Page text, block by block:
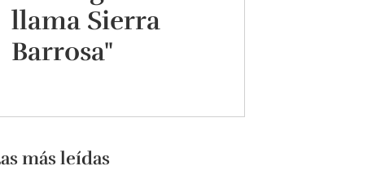
llama Sierra
Barrosa"
más leídas